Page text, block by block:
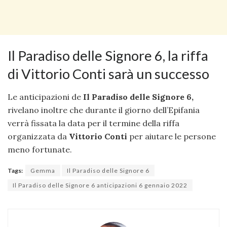
Il Paradiso delle Signore 6, la riffa
di Vittorio Conti sarà un successo
Le anticipazioni de Il Paradiso delle Signore 6,
rivelano inoltre che durante il giorno dell’Epifania
verrà fissata la data per il termine della riffa
organizzata da Vittorio Conti per aiutare le persone
meno fortunate.
Tags: Gemma
Il Paradiso delle Signore 6
Il Paradiso delle Signore 6 anticipazioni 6 gennaio 2022